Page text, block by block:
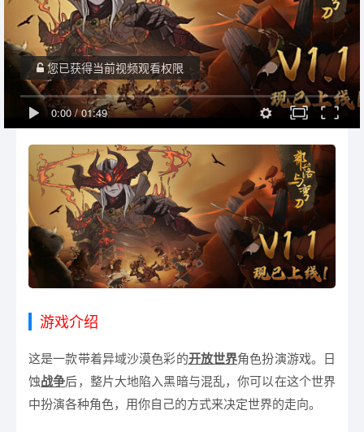
0:00/01:49
您已获得当前视频观看权限
游戏介绍
这是一款带着异域沙漠色彩的开放世界角色扮演游戏。日
蚀战争后，整片大地陷入黑暗与混乱，你可以在这个世界
中扮演各种角色，用你自己的方式来决定世界的走向。